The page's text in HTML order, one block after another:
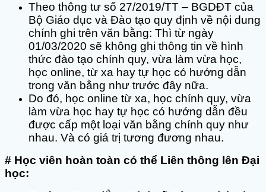
Theo thông tư số 27/2019/TT – BGDĐT của
Bộ Giáo dục và Đào tạo quy định về nội dung
chính ghi trên văn bằng: Thì từ ngày
01/03/2020 sẽ không ghi thông tin về hình
thức đào tạo chính quy, vừa làm vừa học,
học online, từ xa hay tự học có hướng dẫn
trong văn bằng như trước đây nữa.
Do đó, học online từ xa, học chính quy, vừa
làm vừa học hay tự học có hướng dẫn đều
được cấp một loại văn bằng chính quy như
nhau. Và có giá trị tương đương nhau.
# Học viên hoàn toàn có thể Liên thông lên Đại
học: